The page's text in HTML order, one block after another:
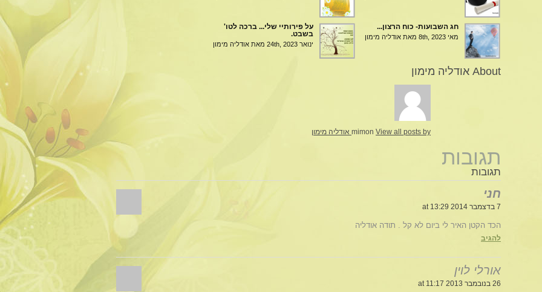
חג השבועות- כוח הרצון...
מאי 8th, 2023 מאת אודליה מימון
על פירותיי שלי... ברכה לטו'
בשבט.
ינואר 24th, 2023 מאת אודליה מימון
About אודליה מימון
mimon View all posts by אודליה מימון
תגובות
תגובות
חני
7 בדצמבר 2014 at 13:29
הכד הקטן האיר לי ביום לא קל . תודה אודליה
להגיב
אורלי לוין
26 בנובמבר 2013 at 11:17